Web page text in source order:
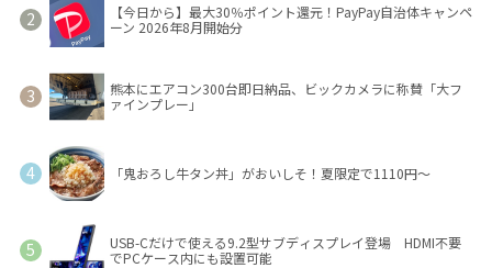
【今日から】最大30％ポイント還元！PayPay自治体キャンペ
ーン 2026年8月開始分
熊本にエアコン300台即日納品、ビックカメラに称賛「大フ
ァインプレー」
「鬼おろし牛タン丼」がおいしそ！夏限定で1110円～
USB-Cだけで使える9.2型サブディスプレイ登場 HDMI不要
でPCケース内にも設置可能